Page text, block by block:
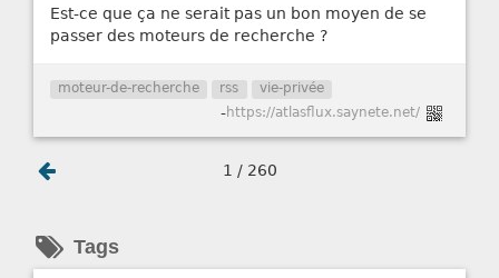
Est-ce que ça ne serait pas un bon moyen de se
passer des moteurs de recherche ?
moteur-de-recherche rss vie-privée
-https://atlasflux.saynete.net/
1 / 260
Tags